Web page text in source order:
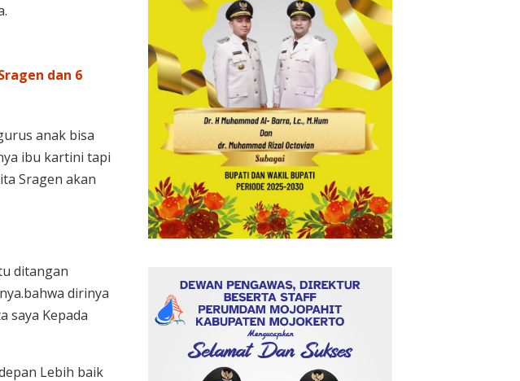
dan 6
anak bisa
ibu kartini tapi
Sragen akan
ditangan
dirinya
saya Kepada
Lebih baik